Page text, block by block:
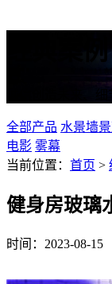
经典案例
诚信创造未来、
全部产品 水景墙
电影 雾幕
当前位置： 首页 >
健身房玻璃
时间：2023-08-